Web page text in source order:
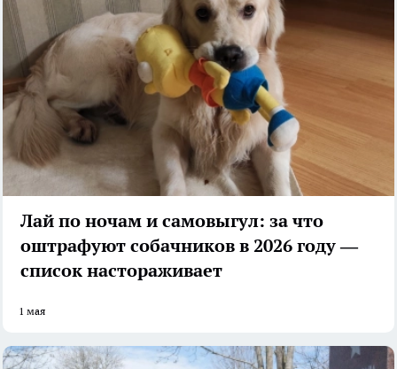
Лай по ночам и самовыгул: за что
оштрафуют собачников в 2026 году —
список настораживает
1 мая